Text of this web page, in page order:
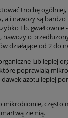
trochę
a i nawozy są bardzo
I b. gwałtownie
nawozy o
działające od 2 do
lub lepiej
które poprawiają
azotu lepiej
mikrobiomie, często
ziemią.